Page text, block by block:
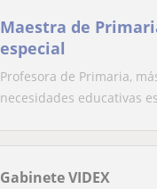
Maestra de
especial
Profesora de Primaria,
necesidades educativas
Gabinete VIDEX